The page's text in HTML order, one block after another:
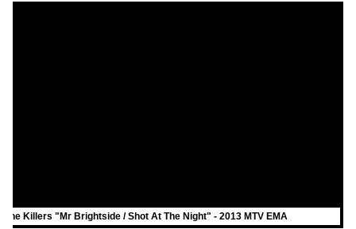
The Killers "Mr Brightside / Shot At The Night" - 2013 MTV EMA